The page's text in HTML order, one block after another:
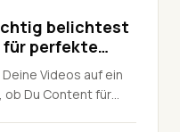
belichtest
für perfekte
Videos auf ein
ob Du Content für